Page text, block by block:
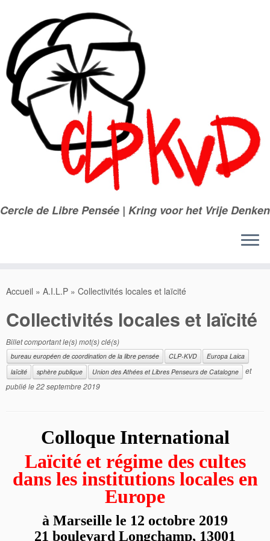
contenu
Cercle de Libre Pensée | Kring voor het Vrije Denken
Accueil » A.I.L.P » Collectivités locales et laïcité
Collectivités locales et laïcité
Billet comportant le(s) mot(s) clé(s)
bureau européen de coordination de la libre pensée CLP-KVD
Europa Laica
laïcité
sphère publique Union des Athées et Libres Penseurs de Catalogne
et
publié le22 septembre 2019
Colloque International
Laïcité et régime des cultes
dans les institutions locales en
Europe
à Marseille le 12 octobre 2019
21 boulevard Longchamp, 13001